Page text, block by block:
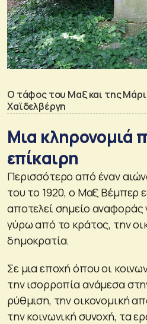
Ο τάφος του Μαξ και της
Χαϊδελβέργη
Μια κληρονομιά
επίκαιρη
Περισσότερο από έναν
του το 1920, ο Μαξ Βέμπερ
αποτελεί σημείο αναφοράς
γύρω από το κράτος, την
δημοκρατία.
Σε μια εποχή όπου οι
την ισορροπία ανάμεσα
ρύθμιση, την οικονομική
την κοινωνική συνοχή, τα